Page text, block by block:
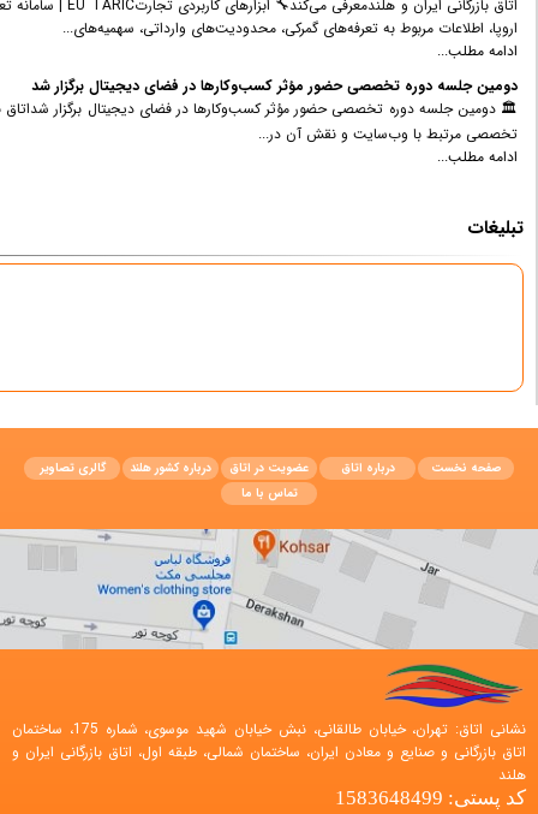
اتاق بازرگانی ایران و هلندمعرفی می‌کند🔧 ابزارهای کاربردی تجارتEU TARIC | سامانه تعرفه گمرکی اتحادیه اروپااگر قصد صادرات کالا به کشورهای عضو اتحادیه اروپا را دارید، EU TARIC یکی از مهم‌ترین ابزارهایی است که باید از آن استفاده کنید.این سامانه رسمی کمیسیون
کسب‌وکارها در فضای دیجیتال» را به‌صورت آنلاین برگزار کرد.💻 در این جلسه، مباحث